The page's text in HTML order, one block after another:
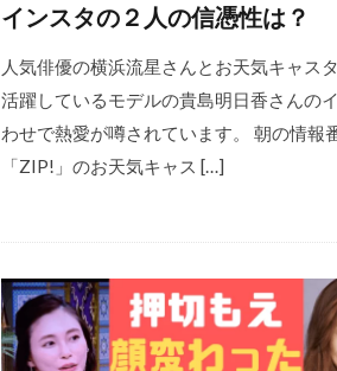
インスタの２人の信憑性は？
人気俳優の横浜流星さんとお天気キャス
活躍しているモデルの貴島明日香さんの
わせで熱愛が噂されています。 朝の情報
「ZIP!」のお天気キャス […]